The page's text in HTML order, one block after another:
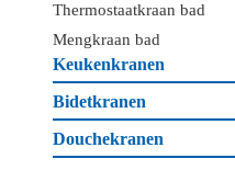
Thermostaatkraan bad
Mengkraan bad
Keukenkranen
Bidetkranen
Douchekranen